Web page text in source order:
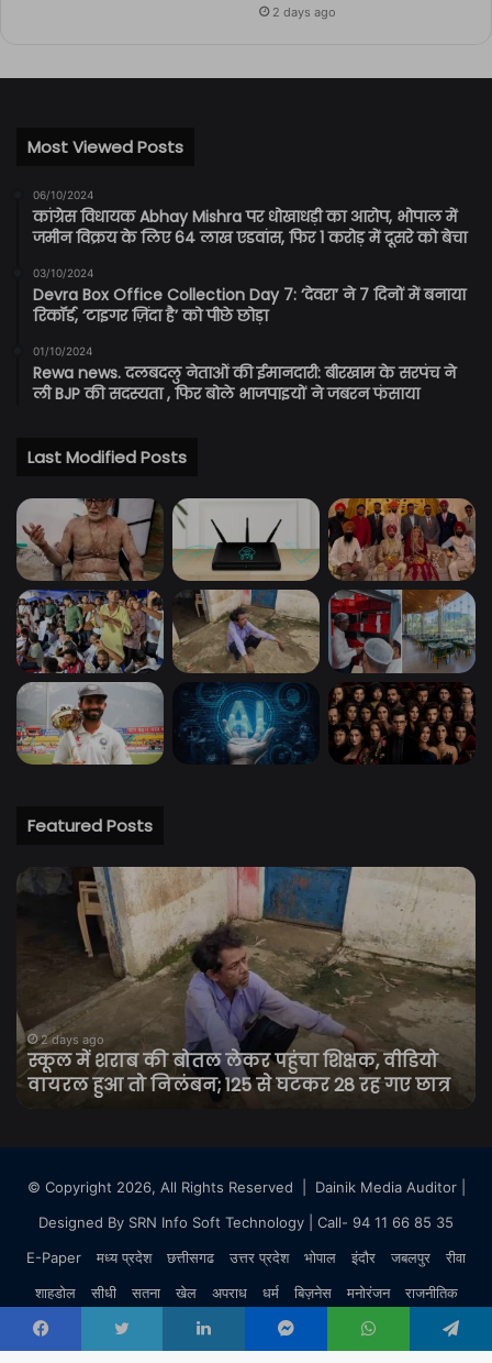
2 days ago
Most Viewed Posts
06/10/2024
कांग्रेस विधायक Abhay Mishra पर धोखाधड़ी का आरोप, भोपाल में
जमीन विक्रय के लिए 64 लाख एडवांस, फिर 1 करोड़ में दूसरे को बेचा
03/10/2024
Devra Box Office Collection Day 7: ‘देवरा’ ने 7 दिनों में बनाया
रिकॉर्ड, ‘टाइगर ज़िंदा है’ को पीछे छोड़ा
01/10/2024
Rewa news. दलबदलु नेताओं की ईमानदारी: बीरखाम के सरपंच ने
ली BJP की सदस्यता , फिर बोले भाजपाइयों ने जबरन फंसाया
Last Modified Posts
Featured Posts
स्कूल
पहुंचा
शिक्षक,
वीडियो
वायरल
125
घटकर
छात्र
2 days ago
स्कूल में शराब की बोतल लेकर पहुंचा शिक्षक, वीडियो
वायरल हुआ तो निलंबन; 125 से घटकर 28 रह गए छात्र
© Copyright 2026, All Rights Reserved | Dainik Media Auditor|
Designed By SRN Info Soft Technology | Call- 94 11 66 85 35
E-Paper
मध्य प्रदेश छत्तीसगढ उत्तर प्रदेश भोपाल इंदौर जबलपुर
रीवा
शाहडोल
सीधी सतना खेल अपराध धर्म बिज़नेस मनोरंजन
राजनीतिक
Facebook
Twitter LinkedIn Messenger WhatsApp Telegram